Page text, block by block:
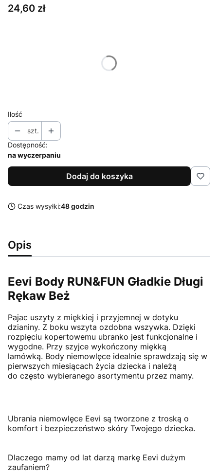
Cena
24,60 zł
Ilość
szt.
Dostępność:
na wyczerpaniu
Dodaj do koszyka
Czas wysyłki:48 godzin
Opis
Eevi Body RUN&FUN Gładkie Długi
Rękaw Beż
Pajac uszyty z miękkiej i przyjemnej w dotyku
dzianiny. Z boku wszyta ozdobna wszywka. Dzięki
rozpięciu kopertowemu ubranko jest funkcjonalne i
wygodne. Przy szyjce wykończony miękką
lamówką. Body niemowlęce idealnie sprawdzają się w
pierwszych miesiącach życia dziecka i należą
do często wybieranego asortymentu przez mamy.
Ubrania niemowlęce Eevi są tworzone z troską o
komfort i bezpieczeństwo skóry Twojego dziecka.
Dlaczego mamy od lat darzą markę Eevi dużym
zaufaniem?